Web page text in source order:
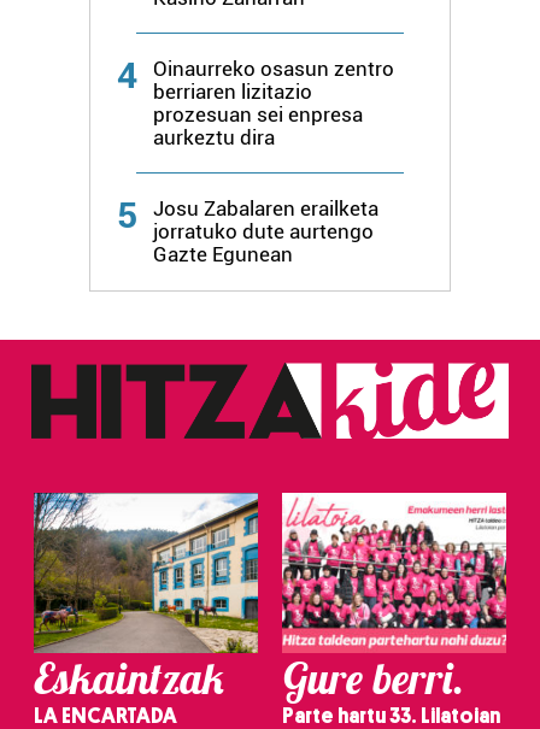
4
Oinaurreko osasun zentro
berriaren lizitazio
prozesuan sei enpresa
aurkeztu dira
5
Josu Zabalaren erailketa
jorratuko dute aurtengo
Gazte Egunean
Eskaintzak
LA ENCARTADA
Gure berri.
Parte hartu 33. Lilatoian